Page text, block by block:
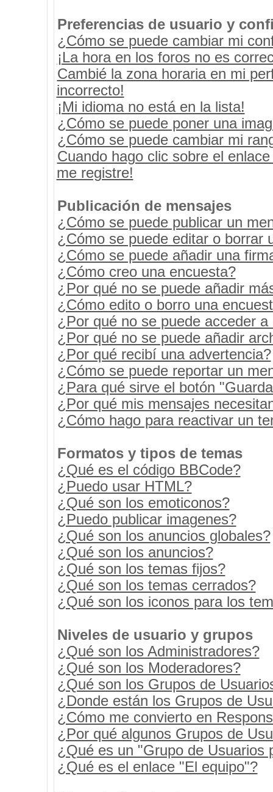
Preferencias de usuario y
¿Cómo se puede cambiar mi
¡La hora en los foros no es
Cambié la zona horaria en mi
incorrecto!
¡Mi idioma no está en la lista!
¿Cómo se puede poner una
¿Cómo se puede cambiar mi
Cuando hago clic sobre el
me registre!
Publicación de mensajes
¿Cómo se puede publicar un
¿Cómo se puede editar o borrar
¿Cómo se puede añadir una
¿Cómo creo una encuesta?
¿Por qué no se puede añadir
¿Cómo edito o borro una
¿Por qué no se puede acceder a
¿Por qué no se puede añadir
¿Por qué recibí una advertencia?
¿Cómo se puede reportar un
¿Para qué sirve el botón
¿Por qué mis mensajes
¿Cómo hago para reactivar un
Formatos y tipos de temas
¿Qué es el código BBCode?
¿Puedo usar HTML?
¿Qué son los emoticonos?
¿Puedo publicar imagenes?
¿Qué son los anuncios globales?
¿Qué son los anuncios?
¿Qué son los temas fijos?
¿Qué son los temas cerrados?
¿Qué son los iconos para los
Niveles de usuario y grupos
¿Qué son los Administradores?
¿Qué son los Moderadores?
¿Qué son los Grupos de
¿Donde están los Grupos de
¿Cómo me convierto en
¿Por qué algunos Grupos de
¿Qué es un "Grupo de Usuarios
¿Qué es el enlace "El equipo"?